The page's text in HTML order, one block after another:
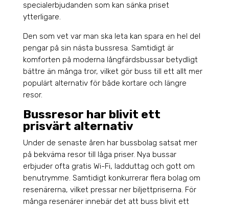
specialerbjudanden som kan sänka priset
ytterligare.
Den som vet var man ska leta kan spara en hel del
pengar på sin nästa bussresa. Samtidigt är
komforten på moderna långfärdsbussar betydligt
bättre än många tror, vilket gör buss till ett allt mer
populärt alternativ för både kortare och längre
resor.
Bussresor har blivit ett
prisvärt alternativ
Under de senaste åren har bussbolag satsat mer
på bekväma resor till låga priser. Nya bussar
erbjuder ofta gratis Wi-Fi, ladduttag och gott om
benutrymme. Samtidigt konkurrerar flera bolag om
resenärerna, vilket pressar ner biljettpriserna. För
många resenärer innebär det att buss blivit ett